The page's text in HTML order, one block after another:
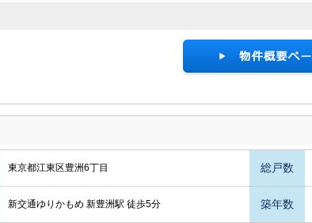
東京都江東区豊洲6丁目 総戸数
新交通ゆりかもめ 新豊洲駅 徒歩5分 築年数